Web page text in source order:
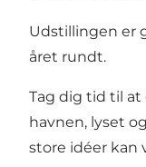
Udstillingen er
året rundt.
Tag dig tid til
havnen, lyset
store idéer kan